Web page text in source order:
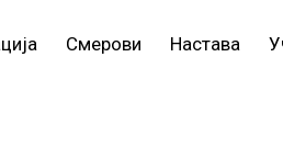
Смерови Настава